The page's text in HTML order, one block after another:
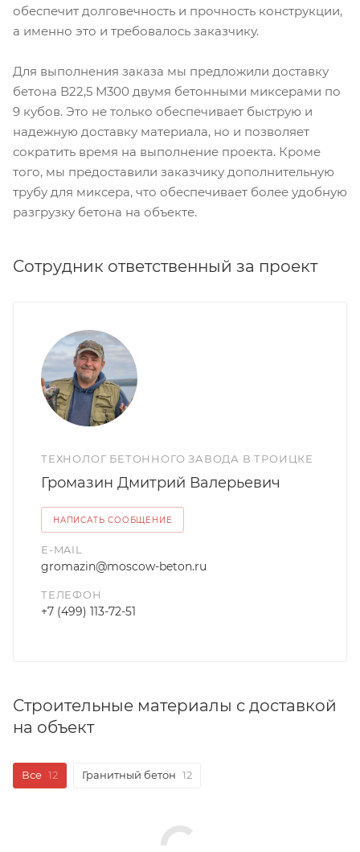
обеспечит долговечность и прочность конструкции,
а именно это и требовалось заказчику.
Для выполнения заказа мы предложили доставку
бетона В22,5 М300 двумя бетонными миксерами по
9 кубов. Это не только обеспечивает быструю и
надежную доставку материала, но и позволяет
сократить время на выполнение проекта. Кроме
того, мы предоставили заказчику дополнительную
трубу для миксера, что обеспечивает более удобную
разгрузку бетона на объекте.
Сотрудник ответственный за проект
ТЕХНОЛОГ БЕТОННОГО ЗАВОДА В ТРОИЦКЕ
Громазин Дмитрий Валерьевич
НАПИСАТЬ СООБЩЕНИЕ
E-MAIL
gromazin@moscow-beton.ru
ТЕЛЕФОН
+7 (499) 113-72-51
Строительные материалы с доставкой
на объект
Все 12 Гранитный бетон 12